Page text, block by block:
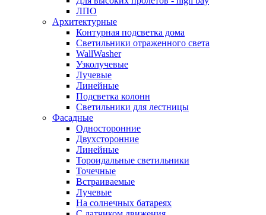
ЛПО
Архитектурные
Контурная подсветка дома
Светильники отраженного света
WallWasher
Узколучевые
Лучевые
Линейные
Подсветка колонн
Светильники для лестницы
Фасадные
Односторонние
Двухсторонние
Линейные
Тороидальные светильники
Точечные
Встраиваемые
Лучевые
На солнечных батареях